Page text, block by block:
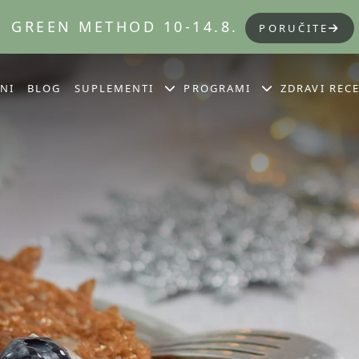
GREEN METHOD 10-14.8. PORUČITE
BLOG SUPLEMENTI PROGRAMI ZDRAVI